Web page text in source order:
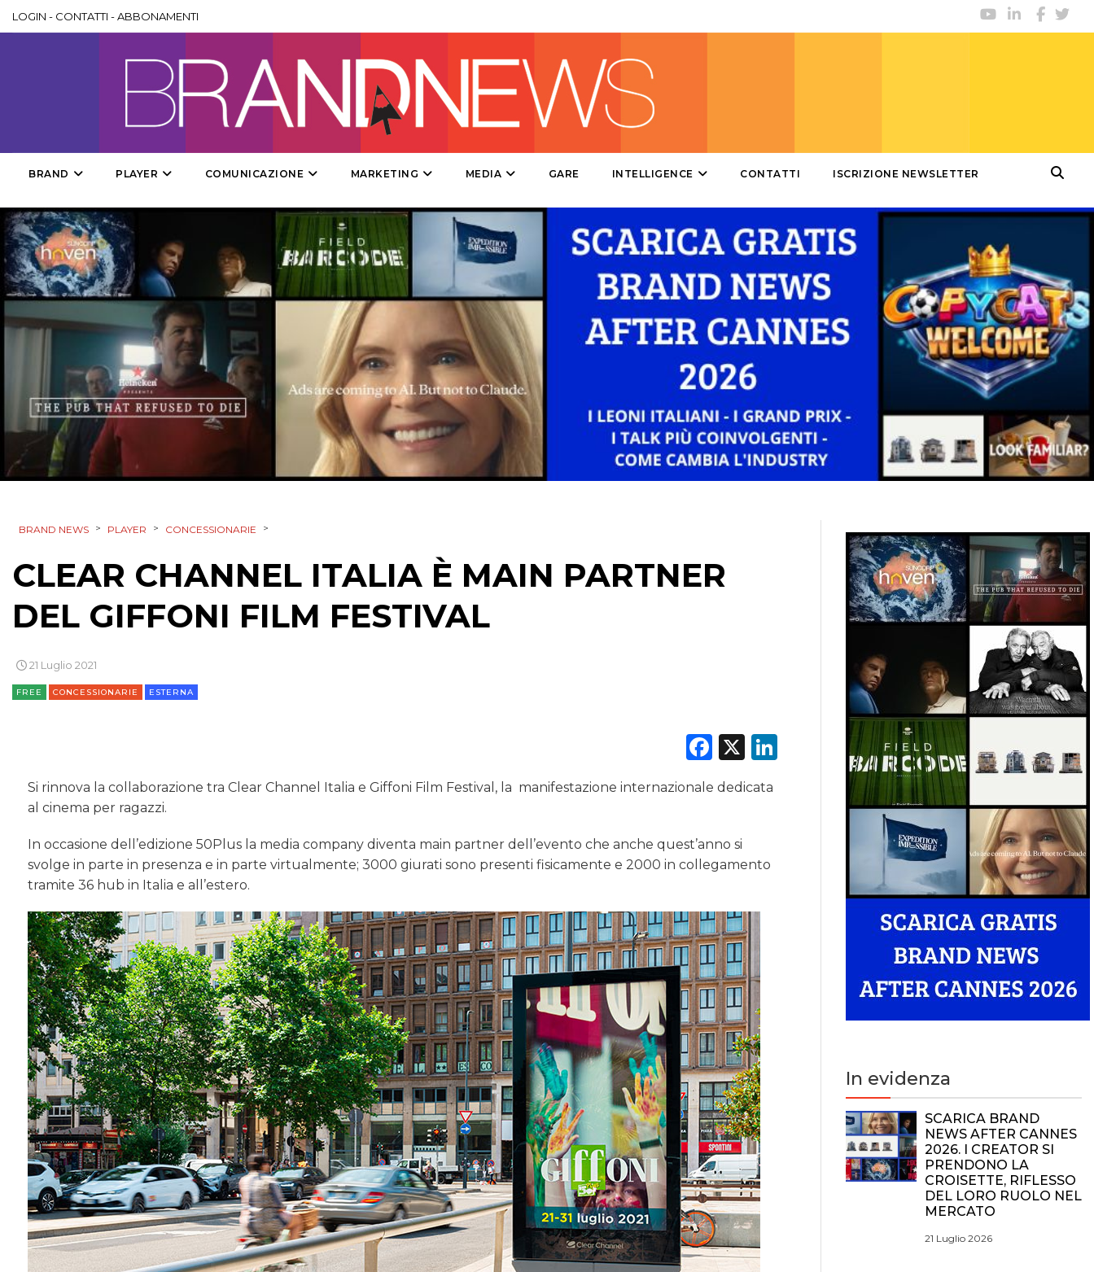
MOBILE
PROMOZIONI
PRODOTTI
PUNTI VENDITA
CSR
STRATEGIE
CINEMA
DIGITALE
RADIO / AUDIO
TV
NORMATIVE
CASE HISTORY
OPINIONI
LOGIN - CONTATTI -ABBONAMENTI
BRAND PLAYER COMUNICAZIONE MARKETING MEDIA GARE INTELLIGENCE CONTATTI ISCRIZIONE NEWSLETTER
BRAND NEWS > PLAYER > CONCESSIONARIE >
CLEAR CHANNEL ITALIA È MAIN PARTNER
DEL GIFFONI FILM FESTIVAL
21 Luglio 2021
FREE CONCESSIONARIE ESTERNA
Facebook
X LinkedIn
Si rinnova la collaborazione tra Clear Channel Italia e Giffoni Film Festival, la manifestazione internazionale dedicata
al cinema per ragazzi.
In occasione dell’edizione 50Plus la media company diventa main partner dell’evento che anche quest’anno si
svolge in parte in presenza e in parte virtualmente; 3000 giurati sono presenti fisicamente e 2000 in collegamento
tramite 36 hub in Italia e all’estero.
In evidenza
SCARICA BRAND
NEWS AFTER CANNES
2026. I CREATOR SI
PRENDONO LA
CROISETTE, RIFLESSO
DEL LORO RUOLO NEL
MERCATO
21 Luglio 2026